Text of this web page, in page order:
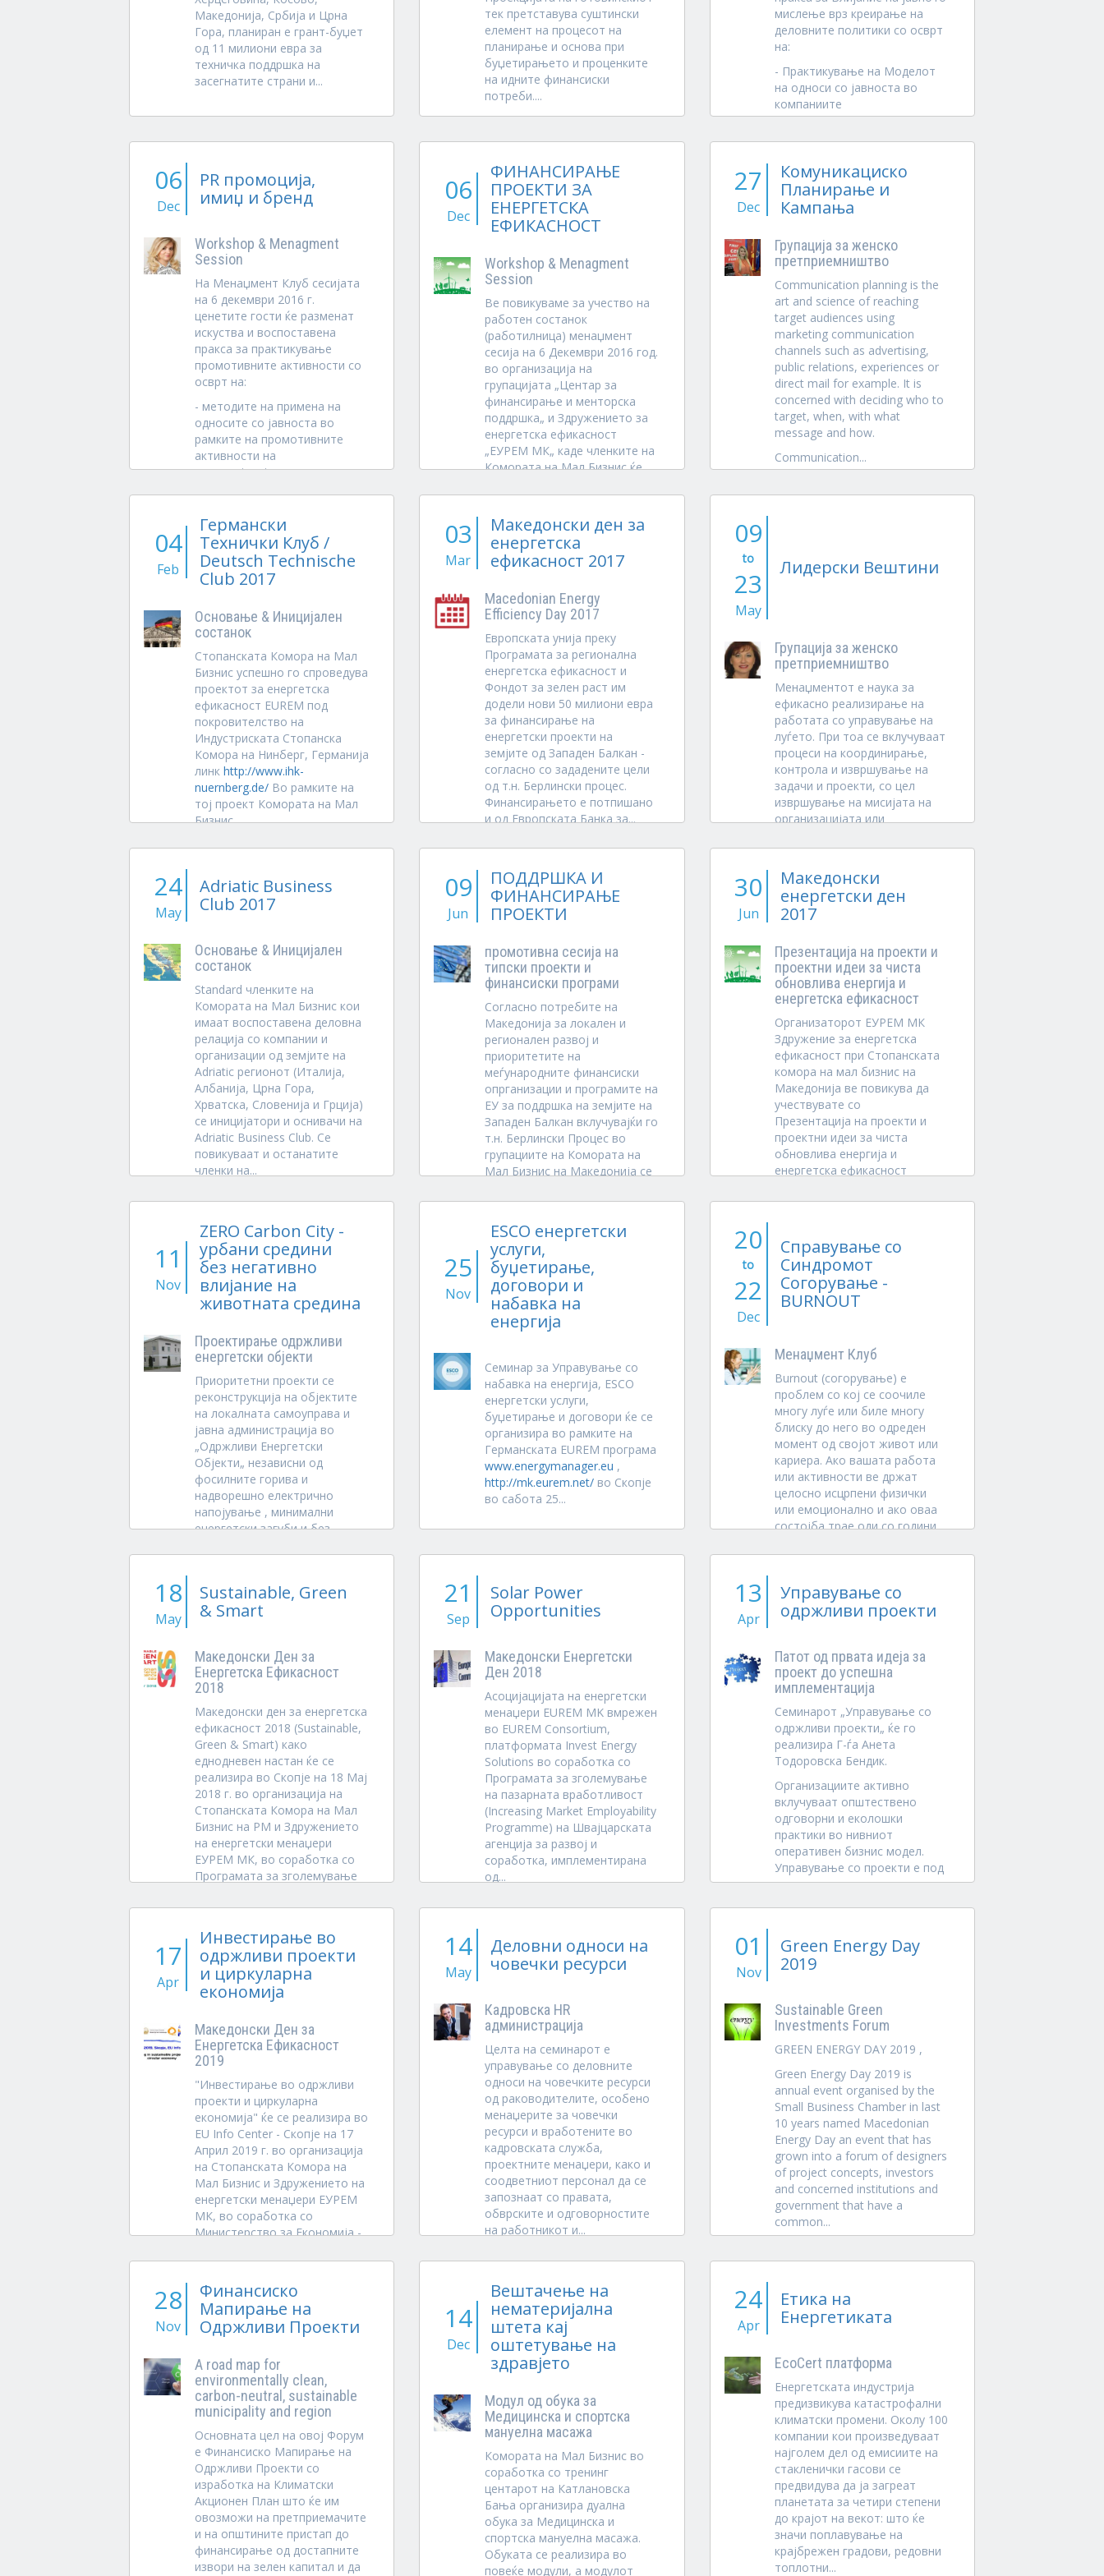
Македонија, Србија и Црна
Гора, планиран е грант-буџет
од 11 милиони евра за
техничка поддршка на
засегнатите страни и...
тек претставува суштински
елемент на процесот на
планирање и основа при
буџетирањето и проценките
на идните финансиски
потреби....
мислење врз креирање на
деловните политики со осврт
на:
- Практикување на Моделот
на односи со јавноста во
компаниите
06
Dec
PR промоција,
имиџ и бренд
Workshop & Menagment
Session
На Менаџмент Клуб сесијата
на 6 декември 2016 г.
ценетите гости ќе разменат
искуства и воспоставена
пракса за практикување
промотивните активности со
осврт на:
- методите на примена на
односите со јавноста во
рамките на промотивните
активности на
претпријатијата и
06
Dec
ФИНАНСИРАЊЕ
ПРОЕКТИ ЗА
ЕНЕРГЕТСКА
ЕФИКАСНОСТ
Workshop & Menagment
Session
Ве повикуваме за учество на
работен состанок
(работилница) менаџмент
сесија на 6 Декември 2016 год.
во организација на
групацијата „Центар за
финансирање и менторска
поддршка„ и Здружението за
енергетска ефикасност
„ЕУРЕМ МК„ каде членките на
Комората на Мал Бизнис ќе
27
Dec
Комуникацискo
Планирање и
Кампања
Групација за женско
претприемништво
Communication planning is the
art and science of reaching
target audiences using
marketing communication
channels such as advertising,
public relations, experiences or
direct mail for example. It is
concerned with deciding who to
target, when, with what
message and how.
Communication...
04
Feb
Германски
Технички Клуб /
Deutsch Technische
Club 2017
Основање & Иницијален
состанок
Стопанската Комора на Мал
Бизнис успешно го спроведува
проектот за енергетска
ефикасност EUREM под
покровителство на
Индустриската Стопанска
Комора на Нинберг, Германија
линк http://www.ihk-
nuernberg.de/Во рамките на
тој проект Комората на Мал
Бизнис...
03
Mar
Македонски ден за
енергетска
ефикасност 2017
Macedonian Energy
Efficiency Day 2017
Европската унија преку
Програмата за регионална
енергетска ефикасност и
Фондот за зелен раст им
додели нови 50 милиони евра
за финансирање на
енергетски проекти на
земјите од Западен Балкан -
согласно со зададените цели
од т.н. Берлински процес.
Финансирањето е потпишано
и од Европската Банка за...
09
to
23
May
Лидерски Вештини
Групација за женско
претприемништво
Менаџментот е наука за
ефикасно реализирање на
работата со управување на
луѓето. При тоа се вклучуваат
процеси на координирање,
контрола и извршување на
задачи и проекти, со цел
извршување на мисијата на
организацијата или
инспирирање и мотивирање
на...
24
May
Adriatic Business
Club 2017
Основање & Иницијален
состанок
Standard членките на
Комората на Мал Бизнис кои
имаат воспоставена деловна
релација со компании и
организации од земјите на
Adriatic регионот (Италија,
Албанија, Црна Гора,
Хрватска, Словенија и Грција)
се иницијатори и оснивачи на
Adriatic Business Club. Се
повикуваат и останатите
членки на...
09
Jun
ПОДДРШКА И
ФИНАНСИРАЊЕ
ПРОЕКТИ
промотивна сесија на
типски проекти и
финансиски програми
Согласно потребите на
Македонија за локален и
регионален развој и
приоритетите на
меѓународните финансиски
опрганизации и програмите на
ЕУ за поддршка на земјите на
Западен Балкан вклучувајќи го
т.н. Берлински Процес во
групациите на Комората на
Мал Бизнис на Македонија се
30
Jun
Македонски
енергетски ден
2017
Презентација на проекти и
проектни идеи за чиста
обновлива енергија и
енергетска ефикасност
Организаторот ЕУРЕМ МК
Здружение за енергетска
ефикасност при Стопанската
комора на мал бизнис на
Македонија ве повикува да
учествувате со
Презентација на проекти и
проектни идеи за чиста
обновлива енергија и
енергетска ефикасност
11
Nov
ZERO Carbon City -
урбани средини
без негативно
влијание на
животната средина
Проектирање одржливи
енергетски објекти
Приоритетни проекти се
реконструкција на објектите
на локалната самоуправа и
јавна администрација во
„Одржливи Енергетски
Објекти„ независни од
фосилните горива и
надворешно електрично
напојување , минимални
енергетски загуби и без
25
Nov
ESCO енергетски
услуги,
буџетирање,
договори и
набавка на
енергија
Семинар за Управување со
набавка на енергија, ESCO
енергетски услуги,
буџетирање и договори ќе се
организира во рамките на
Германската EUREM програма
www.energymanager.eu ,
http://mk.eurem.net/во Скопје
во сабота 25...
20
to
22
Dec
Справување со
Синдромот
Согорување -
BURNOUT
Менаџмент Клуб
Burnout (согорување) е
проблем со кој се соочиле
многу луѓе или биле многу
блиску до него во одреден
момент од својот живот или
кариера. Ако вашата работа
или активности вe држaт
целосно исцрпени физички
или емоционално и ако оваа
состојба трае оди со години,
неколку...
18
May
Sustainable, Green
& Smart
Македонски Ден за
Енергетска Ефикасност
2018
Македонски ден за енергетска
ефикасност 2018 (Sustainable,
Green & Smart) како
еднодневен настан ќе се
реализира во Скопје на 18 Maj
2018 г. во организација на
Стопанската Комора на Мал
Бизнис на РМ и Здружението
на енергетски менаџери
ЕУРЕМ МК, во соработка со
Програмата за зголемување
21
Sep
Solar Power
Opportunities
Македонски Енергетски
Ден 2018
Асоцијацијата на енергетски
менаџери EUREM MK вмрежен
во EUREM Consortium,
платформата Invest Energy
Solutions во соработка со
Програмата за зголемување
на пазарната вработливост
(Increasing Market Employability
Programme) на Швајцарската
агенција за развој и
соработка, имплементирана
од...
13
Apr
Управување со
одржливи проекти
Патот од првата идеја за
проект до успешна
имплементација
Семинарот „Управување со
одржливи проекти„ ќе го
реализира Г-ѓа Анета
Тодоровска Бендик.
Организациите активно
вклучуваат општествено
одговорни и еколошки
практики во нивниот
оперативен бизнис модел.
Управување со проекти е под
притисок да испорача
17
Apr
Инвестирање во
одржливи проекти
и циркуларна
економија
Македонски Ден за
Енергетска Ефикасност
2019
"Инвестирање во одржливи
проекти и циркуларна
економија" ќе се реализира во
EU Info Center - Скопје на 17
Април 2019 г. во организација
на Стопанската Комора на
Мал Бизнис и Здружението на
енергетски менаџери ЕУРЕМ
МК, во соработка со
Министерство за Економија -
политики....
14
May
Деловни односи на
човечки ресурси
Кадровска HR
администрација
Целта на семинарот е
управување со деловните
односи на човечките ресурси
од раководителите, особено
менаџерите за човечки
ресурси и вработените во
кадровската служба,
проектните менаџери, како и
соодветниот персонал да се
запознаат со правата,
обврските и одговорностите
на работникот и...
01
Nov
Green Energy Day
2019
Sustainable Green
Investments Forum
GREEN ENERGY DAY 2019 ,
Green Energy Day 2019 is
annual event organised by the
Small Business Chamber in last
10 years named Macedonian
Energy Day an event that has
grown into a forum of designers
of project concepts, investors
and concerned institutions and
government that have a
common...
28
Nov
Финансиско
Мапирање на
Одржливи Проекти
A road map for
environmentally clean,
carbon-neutral, sustainable
municipality and region
Основната цел на овој Форум
е Финансиско Мапирање на
Одржливи Проекти со
изработка на Климатски
Акционен План што ќе им
овозможи на претприемачите
и на општините пристап до
финансирање од достапните
извори на зелен капитал и да
14
Dec
Вештачење на
нематеријална
штета кај
оштетување на
здравјето
Модул од обука за
Медицинска и спортска
мануелна масажа
Комората на Мал Бизнис во
соработка со тренинг
центарот на Катлановска
Бања организира дуална
обука за Медицинска и
спортска мануелна масажа.
Обуката се реализира во
повеќе модули, а модулот
24
Apr
Етика на
Енергетиката
EcoCert платформа
Енергетската индустрија
предизвикува катастрофални
климатски промени. Околу 100
компании кои произведуваат
најголем дел од емисиите на
стакленички гасови се
предвидува да ја загреат
планетата за четири степени
до крајот на векот: што ќе
значи поплавување на
крајбрежен градови, редовни
топлотни...